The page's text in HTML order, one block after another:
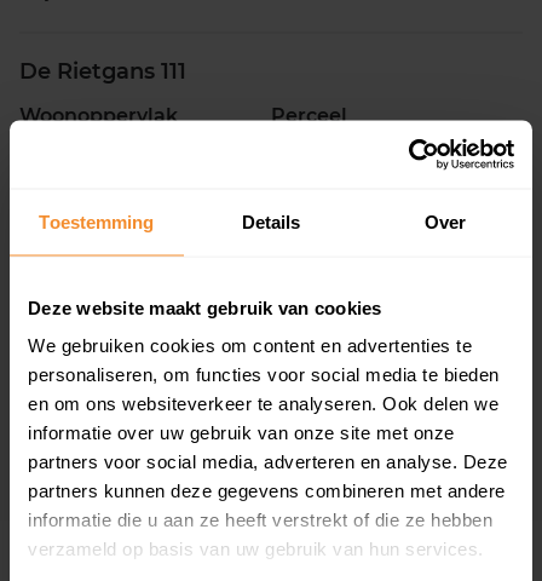
Toestemming Details Over
Deze website maakt gebruik van cookies
We gebruiken cookies om content en advertenties te
personaliseren, om functies voor social media te bieden
en om ons websiteverkeer te analyseren. Ook delen we
informatie over uw gebruik van onze site met onze
partners voor social media, adverteren en analyse. Deze
partners kunnen deze gegevens combineren met andere
informatie die u aan ze heeft verstrekt of die ze hebben
verzameld op basis van uw gebruik van hun services.
De Rietgans 111
Woonoppervlak Perceel
29 juni 2026
Koopsom opvragen
Da Costastraat 70
Woonoppervlak
81 m2
Perceel
152 m2
Verkoopdatum
29 juni 2026
Verkoopprijs
Koopsom opvragen